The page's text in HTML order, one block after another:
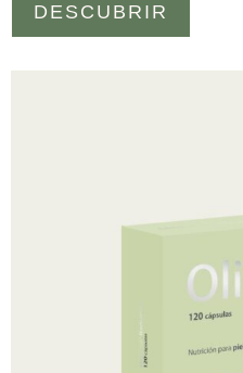
DESCUBRIR